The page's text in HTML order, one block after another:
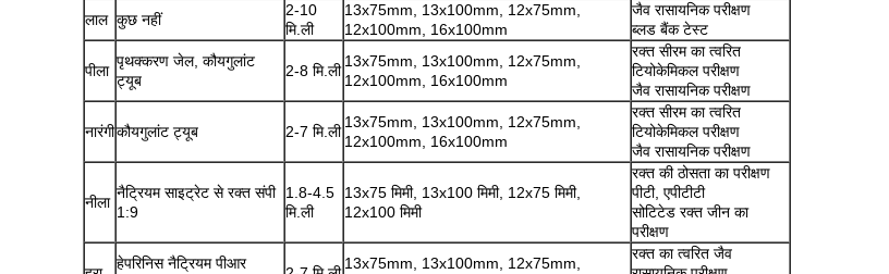
लाल कुछ नहीं
2-10
मि.ली
13x75mm, 13x100mm, 12x75mm,
12x100mm, 16x100mm
जैव रासायनिक परीक्षण
ब्लड बैंक टेस्ट
पीला
पृथक्करण जेल, कौयगुलांट
ट्यूब
2-8 मि.ली
13x75mm, 13x100mm, 12x75mm,
12x100mm, 16x100mm
रक्त सीरम का त्वरित
टियोकेमिकल परीक्षण
जैव रासायनिक परीक्षण
नारंगीकौयगुलांट ट्यूब 2-7 मि.ली
13x75mm, 13x100mm, 12x75mm,
12x100mm, 16x100mm
रक्त सीरम का त्वरित
टियोकेमिकल परीक्षण
जैव रासायनिक परीक्षण
नीला
नैट्रियम साइट्रेट से रक्त संपी
1:9
1.8-4.5
मि.ली
13x75 मिमी, 13x100 मिमी, 12x75 मिमी,
12x100 मिमी
रक्त की ठोसता का परीक्षण
पीटी, एपीटीटी
सोटिटेड रक्त जीन का
परीक्षण
हेपरिनिस नैट्रियम पीआर
13x75mm, 13x100mm, 12x75mm,
रक्त का त्वरित जैव